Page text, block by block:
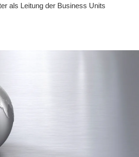
als Leitung der Business Units